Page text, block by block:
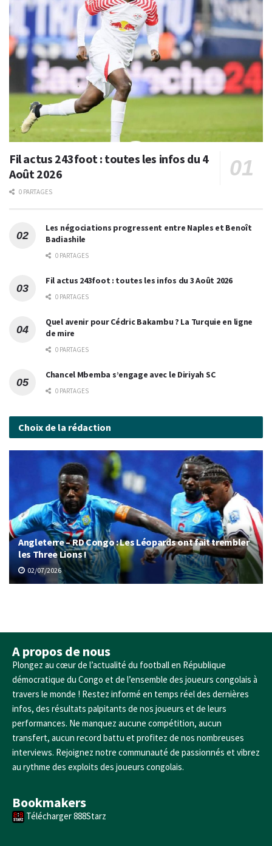
Fil actus 243foot : toutes les infos du 4
Août 2026
0 PARTAGES
Les négociations progressent entre Naples et Benoît
Badiashile
0 PARTAGES
Fil actus 243foot : toutes les infos du 3 Août 2026
0 PARTAGES
Quel avenir pour Cédric Bakambu ? La Turquie en ligne
de mire
0 PARTAGES
Chancel Mbemba s’engage avec le Diriyah SC
0 PARTAGES
Choix de la rédaction
Angleterre – RD Congo : Les Léopards ont fait trembler
les Three Lions !
02/07/2026
A propos de nous
Plongez au cœur de l’actualité du football en République
démocratique du Congo et de l’ensemble des joueurs congolais à
travers le monde ! Restez informé en temps réel des dernières
infos, des résultats palpitants de nos joueurs et de leurs
performances. Ne manquez aucune compétition, aucun
transfert, aucun record battu et profitez de nos nombreuses
interviews. Rejoignez notre communauté de passionnés et vibrez
au rythme des exploits des joueurs congolais.
Bookmakers
Télécharger 888Starz